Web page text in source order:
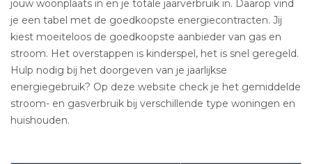
jouw woonplaats in en je totale jaarverbruik in. Daarop vind
je een tabel met de goedkoopste energiecontracten. Jij
kiest moeiteloos de goedkoopste aanbieder van gas en
stroom. Het overstappen is kinderspel, het is snel geregeld.
Hulp nodig bij het doorgeven van je jaarlijkse
energiegebruik? Op deze website check je het gemiddelde
stroom- en gasverbruik bij verschillende type woningen en
huishouden.